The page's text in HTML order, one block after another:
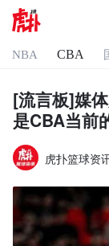
NBA CBA
[流言板]媒
是CBA当前
虎扑篮球资